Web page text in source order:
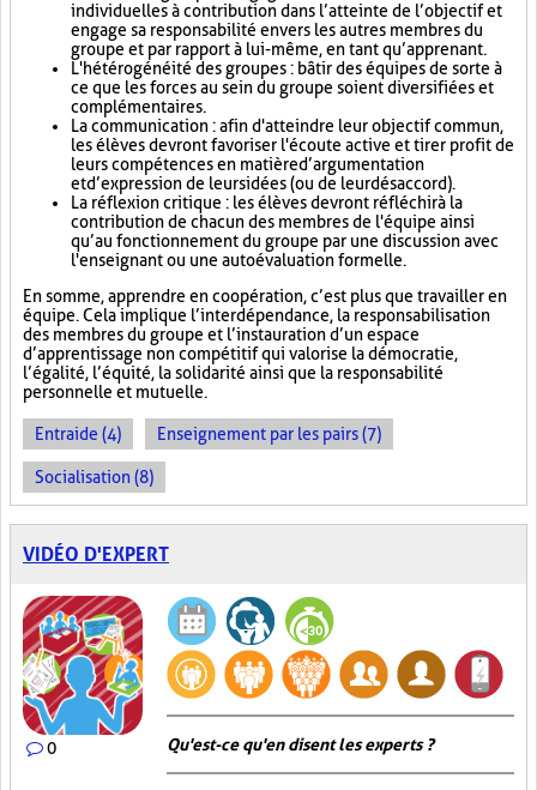
individuelles à contribution dans l’atteinte de l’objectif et
engage sa responsabilité envers les autres membres du
groupe et par rapport à lui-même, en tant qu’apprenant.
L'hétérogénéité des groupes : bâtir des équipes de sorte à
ce que les forces au sein du groupe soient diversifiées et
complémentaires.
La communication : afin d'atteindre leur objectif commun,
les élèves devront favoriser l'écoute active et tirer profit de
leurs compétences en matière d’argumentation
et d’expression de leurs idées (ou de leur désaccord).
La réflexion critique : les élèves devront réfléchir à la
contribution de chacun des membres de l'équipe ainsi
qu’au fonctionnement du groupe par une discussion avec
l'enseignant ou une autoévaluation formelle.
En somme, apprendre en coopération, c’est plus que travailler en
équipe. Cela implique l’interdépendance, la responsabilisation
des membres du groupe et l’instauration d’un espace
d’apprentissage non compétitif qui valorise la démocratie,
l’égalité, l’équité, la solidarité ainsi que la responsabilité
personnelle et mutuelle.
Entraide (4) Enseignement par les pairs (7)
Socialisation (8)
VIDÉO D'EXPERT
0 Qu'est-ce qu'en disent les experts ?